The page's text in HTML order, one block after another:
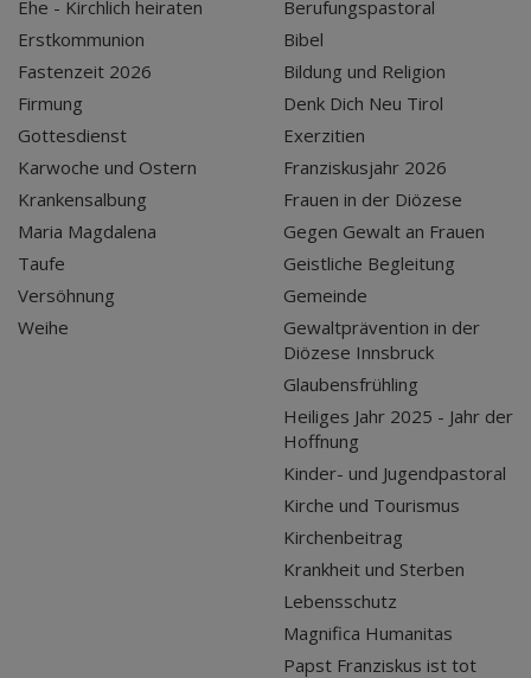
Ehe - Kirchlich heiraten
Erstkommunion
Fastenzeit 2026
Firmung
Gottesdienst
Karwoche und Ostern
Krankensalbung
Maria Magdalena
Taufe
Versöhnung
Weihe
Berufungspastoral
Bibel
Bildung und Religion
Denk Dich Neu Tirol
Exerzitien
Franziskusjahr 2026
Frauen in der Diözese
Gegen Gewalt an Frauen
Geistliche Begleitung
Gemeinde
Gewaltprävention in der
Diözese Innsbruck
Glaubensfrühling
Heiliges Jahr 2025 - Jahr der
Hoffnung
Kinder- und Jugendpastoral
Kirche und Tourismus
Kirchenbeitrag
Krankheit und Sterben
Lebensschutz
Magnifica Humanitas
Papst Franziskus ist tot